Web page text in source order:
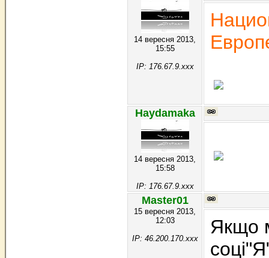
14 вересня 2013,
15:55
IP: 176.67.9.xxx
Haydamaka
14 вересня 2013,
15:58
IP: 176.67.9.xxx
Master01
15 вересня 2013,
12:03
IP: 46.200.170.xxx
Якщо